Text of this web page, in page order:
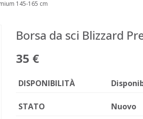
145-165 cm
Borsa da sci Blizzard
35 €
DISPONIBILITÀ
STATO Nuovo